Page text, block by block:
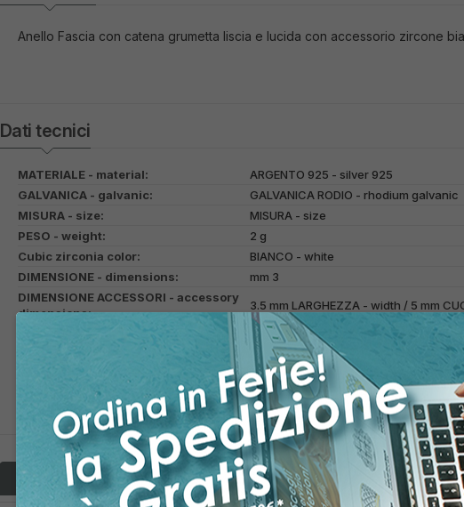
Anello Fascia con catena grumetta liscia e lucida con accessorio zircone
Dati tecnici
MATERIALE - material:
ARGENTO 925 - silver 925
GALVANICA - galvanic:
GALVANICA RODIO - rhodium galvanic
MISURA - size:
MISURA - size
PESO - weight:
2 g
Cubic zirconia color:
BIANCO - white
DIMENSIONE - dimensions:
mm 3
DIMENSIONE ACCESSORI - accessory
dimensions:
3.5 mm LARGHEZZA - width / 5 mm
ZIRCONI - cubic zirconia
COLORE APPLICAZIONI - color
BIANCO - white
INCASTONATURA - setting:
A 3 GRIFFE
GENERE - gender:
DONNA - woman
Altri prodotti per questa categoria